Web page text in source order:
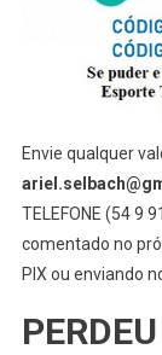
Envie qualquer
TELEFONE (54 9
comentado no
PIX ou enviando